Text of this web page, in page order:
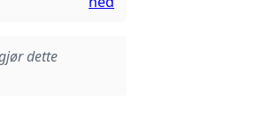
dette